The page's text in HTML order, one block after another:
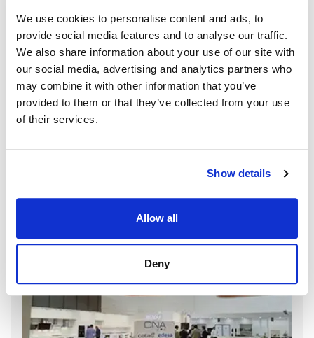
We use cookies to personalise content and ads, to
provide social media features and to analyse our traffic.
We also share information about your use of our site with
our social media, advertising and analytics partners who
may combine it with other information that you’ve
provided to them or that they’ve collected from your use
of their services.
Show details
Allow all
Deny